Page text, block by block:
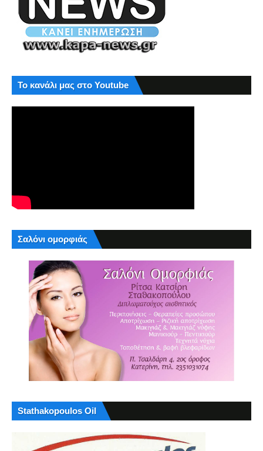
Το κανάλι μας στο Youtube
Σαλόνι ομορφιάς
Stathakopoulos Oil